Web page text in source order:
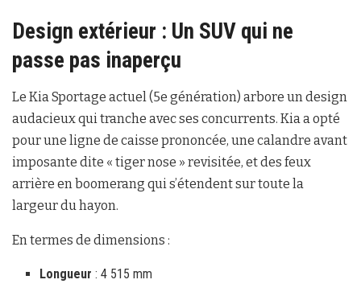
Design extérieur : Un SUV qui ne
passe pas inaperçu
Le Kia Sportage actuel (5e génération) arbore un design
audacieux qui tranche avec ses concurrents. Kia a opté
pour une ligne de caisse prononcée, une calandre avant
imposante dite « tiger nose » revisitée, et des feux
arrière en boomerang qui s’étendent sur toute la
largeur du hayon.
En termes de dimensions :
Longueur : 4 515 mm